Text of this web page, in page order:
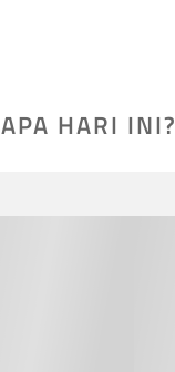
APA HARI INI?